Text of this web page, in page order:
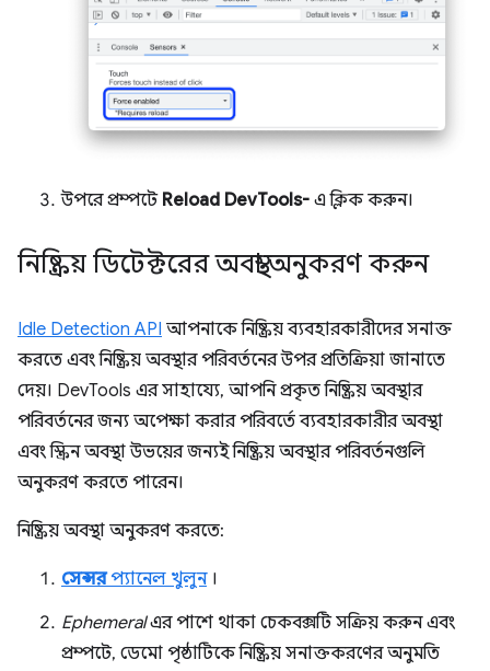
উপরে প্রম্পটে Reload DevTools- এ ক্লিক করুন।
নিষ্ক্রিয় ডিটেক্টরের অবস্থা অনুকরণ করুন
Idle Detection API আপনাকে নিষ্ক্রিয় ব্যবহারকারীদের সনাক্ত
করতে এবং নিষ্ক্রিয় অবস্থার পরিবর্তনের উপর প্রতিক্রিয়া জানাতে
দেয়। DevTools এর সাহায্যে, আপনি প্রকৃত নিষ্ক্রিয় অবস্থার
পরিবর্তনের জন্য অপেক্ষা করার পরিবর্তে ব্যবহারকারীর অবস্থা
এবং স্ক্রিন অবস্থা উভয়ের জন্যই নিষ্ক্রিয় অবস্থার পরিবর্তনগুলি
অনুকরণ করতে পারেন।
নিষ্ক্রিয় অবস্থা অনুকরণ করতে:
সেন্সরপ্যানেল খুলুন।
Ephemeralএর পাশে থাকা চেকবক্সটি সক্রিয় করুন এবং
প্রম্পটে, ডেমো পৃষ্ঠাটিকে নিষ্ক্রিয় সনাক্তকরণের অনুমতি